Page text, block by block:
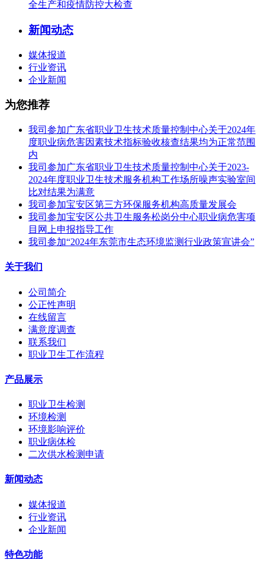
全生产和疫情防控大检查
新闻动态
媒体报道
行业资讯
企业新闻
为您推荐
我司参加广东省职业卫生技术质量控制中心关于2024年
度职业病危害因素技术指标验收核查结果均为正常范围
内
我司参加广东省职业卫生技术质量控制中心关于2023-
2024年度职业卫生技术服务机构工作场所噪声实验室间
比对结果为满意
我司参加宝安区第三方环保服务机构高质量发展会
我司参加宝安区公共卫生服务松岗分中心职业病危害项
目网上申报指导工作
我司参加“2024年东莞市生态环境监测行业政策宣讲会”
关于我们
公司简介
公正性声明
在线留言
满意度调查
联系我们
职业卫生工作流程
产品展示
职业卫生检测
环境检测
环境影响评价
职业病体检
二次供水检测申请
新闻动态
媒体报道
行业资讯
企业新闻
特色功能